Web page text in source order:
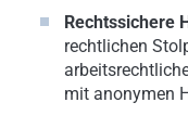
Rechtssichere
rechtlichen
mit anonymen